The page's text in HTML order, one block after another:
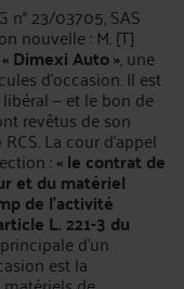
n° 23/03705, SAS
nouvelle : M. [T]
« Dimexi Auto », une
d’occasion. Il est
— et le bon de
revêtus de son
La cour d’appel
:« le contrat de
et du matériel
de l’activité
L. 221-3 du
d’un
est la